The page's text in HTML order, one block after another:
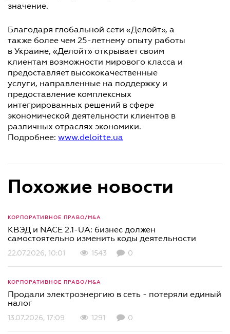
значение.
Благодаря глобальной сети «Делойт», а
также более чем 25-летнему опыту работы
в Украине, «Делойт» открывает своим
клиентам возможности мирового класса и
предоставляет высококачественные
услуги, направленные на поддержку и
предоставление комплексных
интегрированных решений в сфере
экономической деятельности клиентов в
различных отраслях экономики.
Подробнее: www.deloitte.ua
Похожие новости
КОРПОРАТИВНОЕ ПРАВО/M&A
КВЭД и NACE 2.1-UA: бизнес должен
самостоятельно изменить коды деятельности
22.07.2026, 10:01 1543 0
КОРПОРАТИВНОЕ ПРАВО/M&A
Продали электроэнергию в сеть - потеряли единый
налог
13.07.2026, 17:09 1291 0